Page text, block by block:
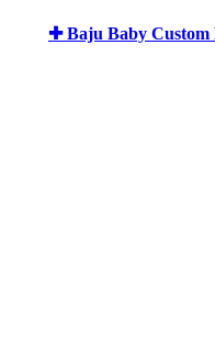
✚ Baju Baby Custom